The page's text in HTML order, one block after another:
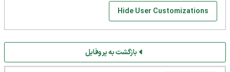
Hide User Customizations
بازگشت به پروفایل